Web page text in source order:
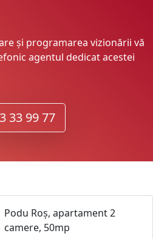
și programarea vizionării vă
agentul dedicat acestei
33 99 77
Podu Roș, apartament 2
camere, 50mp